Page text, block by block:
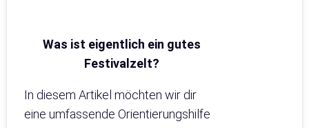
Was ist eigentlich ein gutes
Festivalzelt?
In diesem Artikel möchten wir dir
eine umfassende Orientierungshilfe